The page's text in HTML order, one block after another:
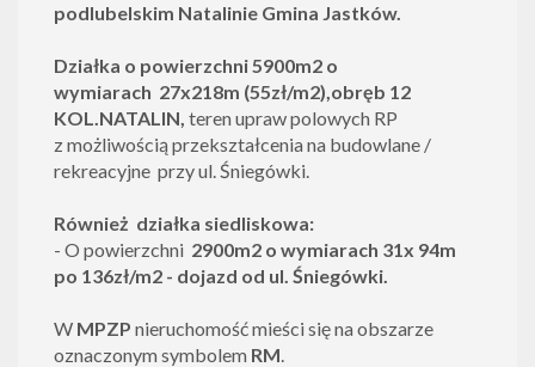
podlubelskim Natalinie Gmina Jastków.
Działka o powierzchni 5900m2 o
wymiarach 27x218m (55zł/m2),obręb 12
KOL.NATALIN, teren upraw polowych RP
zmożliwością przekształcenia na budowlane /
rekreacyjne przy ul. Śniegówki.
Również działka siedliskowa:
- O powierzchni 2900m2 o wymiarach 31x 94m
po 136zł/m2 - dojazd od ul. Śniegówki.
W MPZP nieruchomość mieści się na obszarze
oznaczonym symbolem RM.